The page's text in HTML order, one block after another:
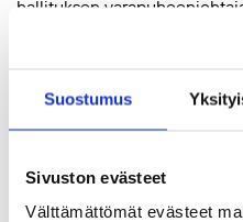
Suostumus
Sivuston evästeet
Välttämättömät evästeet
hallituksen
johtava rehtori Tapio
Strandbergia sekä säätiön
Lisätiedot:Toimitusjohtaja
lauri.tuomi(a)kvs.fi, 050 47